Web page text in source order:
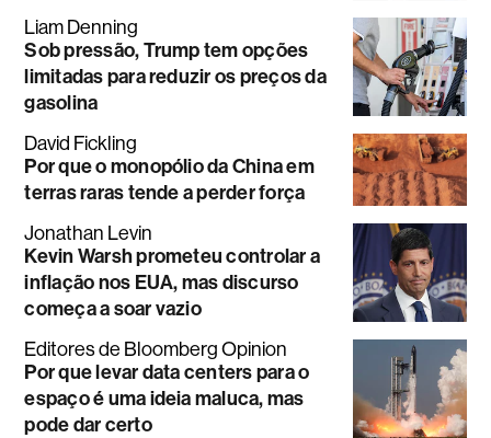
Liam Denning
Sob pressão, Trump tem opções
limitadas para reduzir os preços da
gasolina
David Fickling
Por que o monopólio da China em
terras raras tende a perder força
Jonathan Levin
Kevin Warsh prometeu controlar a
inflação nos EUA, mas discurso
começa a soar vazio
Editores de Bloomberg Opinion
Por que levar data centers para o
espaço é uma ideia maluca, mas
pode dar certo